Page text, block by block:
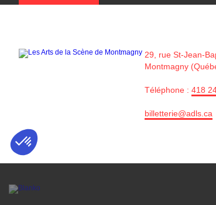
29, rue St-Jean-
Montmagny
Téléphone : 418
billetterie@adls.ca